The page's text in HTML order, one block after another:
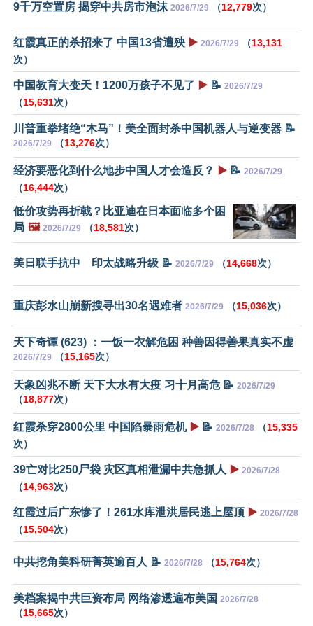
9千万空置房 揭穿中共房市泡沫 2026/7/29 （12,779次）
红霞真正的杀招来了 中国13省遭殃 ▶️ 2026/7/29 （13,131
次）
中国教育大变天！1200万孩子不见了 ▶️ 📝 2026/7/29
（15,631次）
川普重拳堵绝“木马”！美全面封杀中国机器人与逆变器 📝
2026/7/29 （13,276次）
经济要恶化到什么地步中国人才会造反？ ▶️ 📝 2026/7/29
（16,444次）
低价攻势再折戟？比亚迪在日本面临多个困
局 🖼️ 2026/7/29 （18,581次）
美日联手抗中 印太战略升级 📝 2026/7/29 （14,668次）
重庆彭水山崩新搜寻出30名遇难者 2026/7/29 （15,036次）
天下奇谭 (623) ：一饭一衣解危困 种善因得善果真实不虚
2026/7/29 （15,165次）
天象凶兆不断 天下大水有大疫 习十月高危 📝 2026/7/29
（18,877次）
红霞杀穿2800公里 中国陷暴雨危机 ▶️ 📝 2026/7/28 （15,335
次）
39亡对比250尸袋 灾区真相泄漏中共急抓人 ▶️ 2026/7/28
（14,963次）
红霞过后广东惨了！261水库泄洪居民逃上屋顶 ▶️ 2026/7/28
（15,504次）
中共挖角美科研菁英逾百人 📝 2026/7/28 （15,764次）
美档案揭中共巨资布局 网络渗透遍布美国 2026/7/28
（15,665次）